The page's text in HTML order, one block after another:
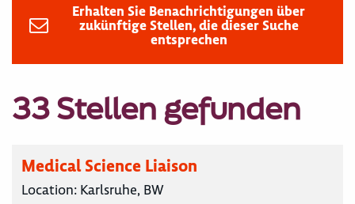
Erhalten Sie Benachrichtigungen über
zukünftige Stellen, die dieser Suche
entsprechen
33 Stellen gefunden
Medical Science Liaison
Location: Karlsruhe, BW